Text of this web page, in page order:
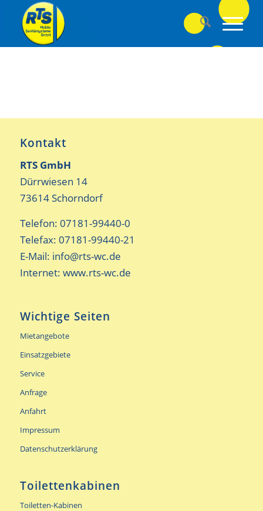
Kontakt
RTS GmbH
Dürrwiesen 14
73614 Schorndorf
Telefon: 07181-99440-0
Telefax: 07181-99440-21
E-Mail: info@rts-wc.de
Internet: www.rts-wc.de
Wichtige Seiten
Mietangebote
Einsatzgebiete
Service
Anfrage
Anfahrt
Impressum
Datenschutzerklärung
Toilettenkabinen
Toiletten-Kabinen